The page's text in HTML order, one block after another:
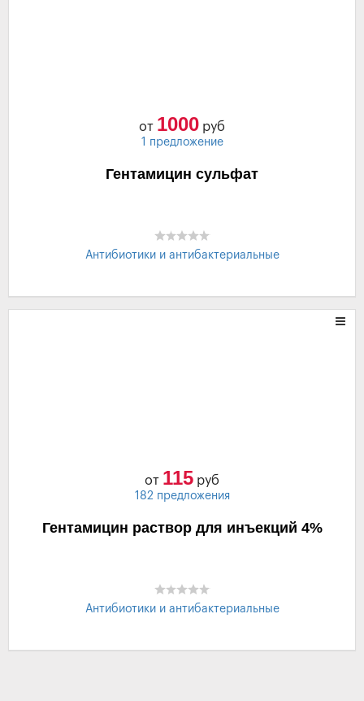
от 1000 руб
1 предложение
Гентамицин сульфат
Антибиотики и антибактериальные
от 115 руб
182 предложения
Гентамицин раствор для инъекций 4%
Антибиотики и антибактериальные